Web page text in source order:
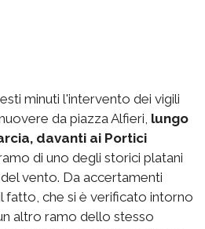
minuti l'intervento dei vigili
da piazza Alfieri, lungo
davanti ai Portici
di uno degli storici platani
vento. Da accertamenti
fatto, che si è verificato intorno
altro ramo dello stesso